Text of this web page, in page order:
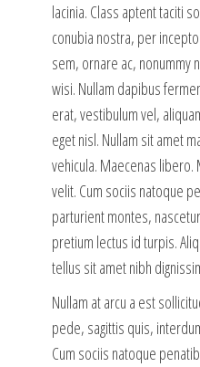
lacinia. Class aptent taciti
conubia nostra, per
sem, ornare ac, nonummy
wisi. Nullam dapibus
erat, vestibulum vel,
eget nisl. Nullam sit amet
vehicula. Maecenas
velit. Cum sociis natoque
parturient montes,
pretium lectus id turpis.
tellus sit amet nibh
Nullam at arcu a est
pede, sagittis quis,
Cum sociis natoque